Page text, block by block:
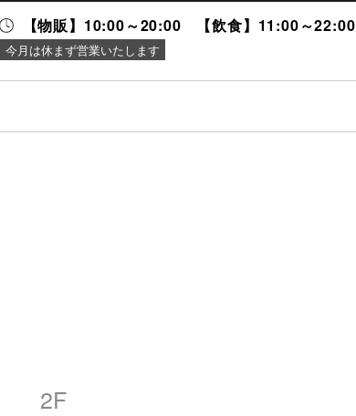
【物販】10:00～20:00 【飲食】11:00～22:00
今月は休まず営業いたします
2F